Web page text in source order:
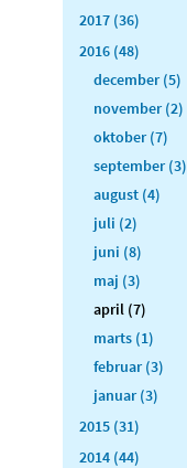
2017 (36)
2016 (48)
december (5)
november (2)
oktober (7)
september (3)
august (4)
juli (2)
juni (8)
maj (3)
april (7)
marts (1)
februar (3)
januar (3)
2015 (31)
2014 (44)